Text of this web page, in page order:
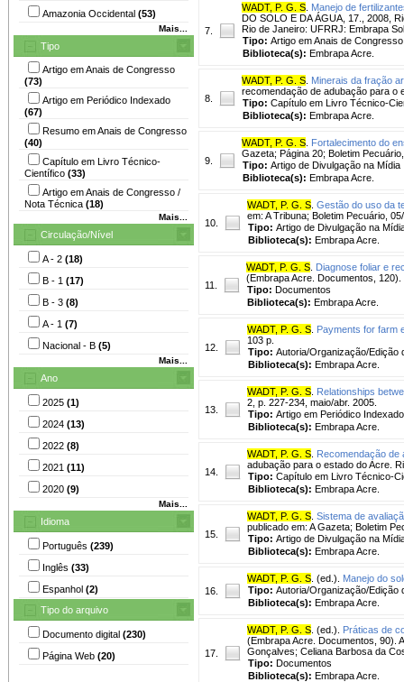
Amazonia Occidental (53)
Mais...
Tipo
Artigo em Anais de Congresso
(73)
Artigo em Periódico Indexado
(67)
Resumo em Anais de Congresso
(40)
Capítulo em Livro Técnico-
Científico (33)
Artigo em Anais de Congresso /
Nota Técnica (18)
Mais...
Circulação/Nível
A - 2 (18)
B - 1 (17)
B - 3 (8)
A - 1 (7)
Nacional - B (5)
Mais...
Ano
2025 (1)
2024 (13)
2022 (8)
2021 (11)
2020 (9)
Mais...
Idioma
Português (239)
Inglês (33)
Espanhol (2)
Tipo do arquivo
Documento digital (230)
Página Web (20)
7.
WADT, P. G. S Manejo de
DO SOLO E DA ÁGUA, 17., 2008,
Rio de Janeiro: UFRRJ: Embrapa
Tipo: Artigo em Anais de Congresso
Biblioteca(s): Embrapa Acre.
8.
WADT, P. G. S Minerais da fração
recomendação de adubação para o
Tipo: Capítulo em Livro Técnico-
Biblioteca(s): Embrapa Acre.
9.
WADT, P. G. S Fortalecimento do
Gazeta; Página 20; Boletim
Tipo: Artigo de Divulgação na Mídia
Biblioteca(s): Embrapa Acre.
10.
WADT, P. G. S Gestão do uso da
em: A Tribuna; Boletim Pecuário,
Tipo: Artigo de Divulgação na
Biblioteca(s): Embrapa Acre.
11.
WADT, P. G. S Diagnose foliar e
(Embrapa Acre. Documentos, 120).
Tipo: Documentos
Biblioteca(s): Embrapa Acre.
12.
WADT, P. G. S Payments for farm
103 p.
Tipo: Autoria/Organização/Edição
Biblioteca(s): Embrapa Acre.
13.
WADT, P. G. S Relationships
2, p. 227-234, maio/abr. 2005.
Tipo: Artigo em Periódico Indexado
Biblioteca(s): Embrapa Acre.
14.
WADT, P. G. S Recomendação de
adubação para o estado do Acre.
Tipo: Capítulo em Livro Técnico-
Biblioteca(s): Embrapa Acre.
15.
WADT, P. G. S Sistema de
publicado em: A Gazeta; Boletim
Tipo: Artigo de Divulgação na
Biblioteca(s): Embrapa Acre.
16.
WADT, P. G. S . (ed.).
Manejo do
Tipo: Autoria/Organização/Edição
Biblioteca(s): Embrapa Acre.
17.
WADT, P. G. S . (ed.).
Práticas de
(Embrapa Acre. Documentos, 90).
Gonçalves; Celiana Barbosa da
Tipo: Documentos
Biblioteca(s): Embrapa Acre.